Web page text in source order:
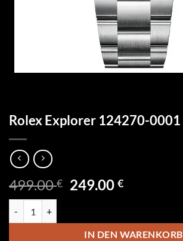
Rolex Explorer 124270-0001
499.00€ Ursprünglicher
499.00 €
249.00€Aktueller
249.00 €.
IN DEN WARENKORB